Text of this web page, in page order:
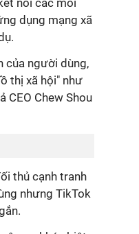
nối các mối
dụng mạng xã
của người dùng,
thị xã hội" như
CEO Chew Shou
thủ cạnh tranh
nhưng TikTok